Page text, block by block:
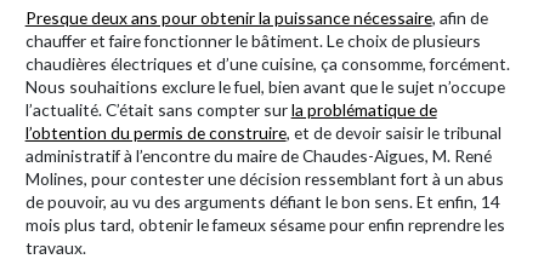
Presque deux ans pour obtenir la puissance nécessaire, afin de
chauffer et faire fonctionner le bâtiment. Le choix de plusieurs
chaudières électriques et d’une cuisine, ça consomme, forcément.
Nous souhaitions exclure le fuel, bien avant que le sujet n’occupe
l’actualité. C’était sans compter surla problématique de
l’obtention du permis de construire, et de devoir saisir le tribunal
administratif à l’encontre du maire de Chaudes-Aigues, M. René
Molines, pour contester une décision ressemblant fort à un abus
de pouvoir, au vu des arguments défiant le bon sens. Et enfin, 14
mois plus tard, obtenir le fameux sésame pour enfin reprendre les
travaux.